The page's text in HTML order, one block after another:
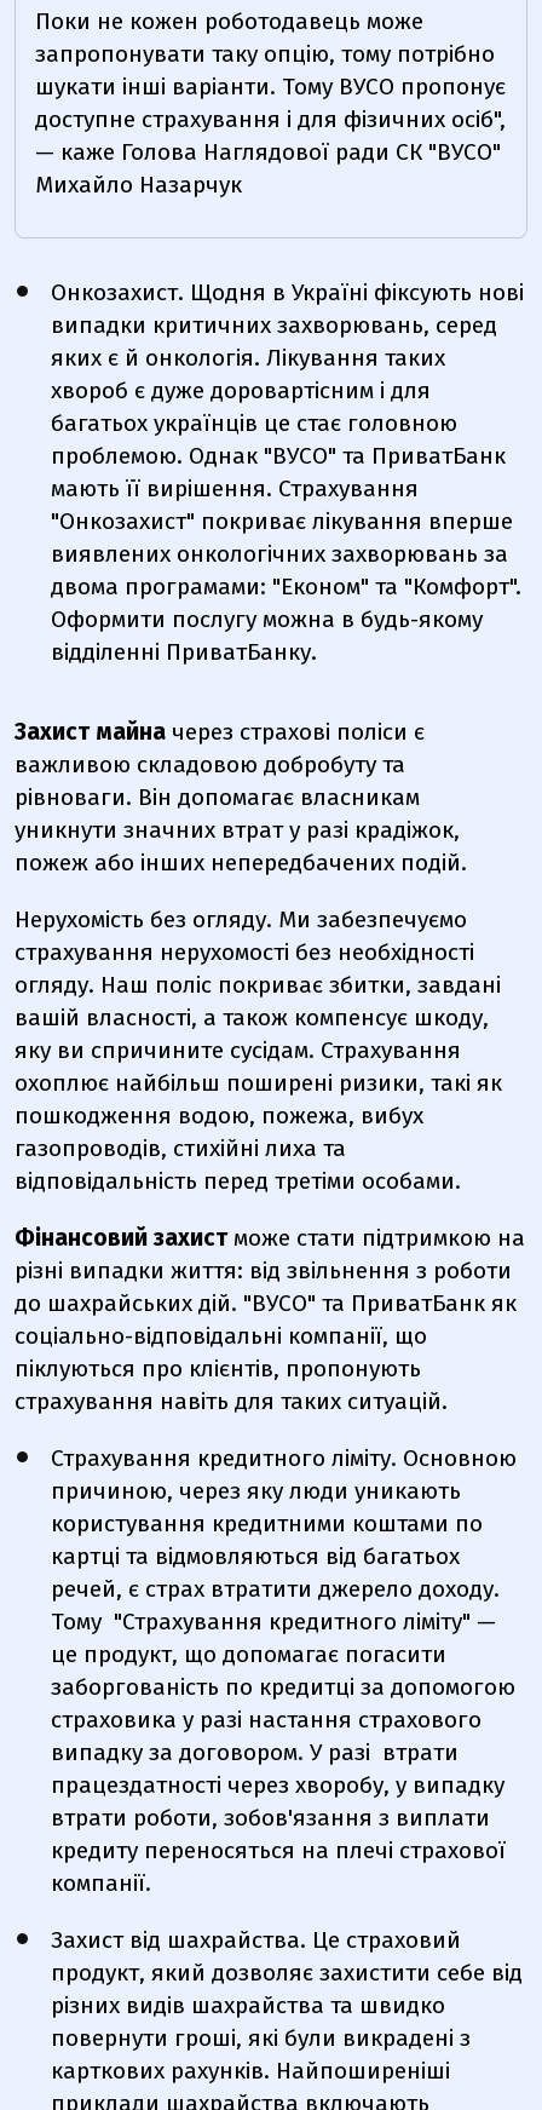
Поки не кожен роботодавець може
запропонувати таку опцію, тому потрібно
шукати інші варіанти. Тому ВУСО пропонує
доступне страхування і для фізичних осіб",
— каже Голова Наглядової ради СК "ВУСО"
Михайло Назарчук
Онкозахист. Щодня в Україні фіксують нові
випадки критичних захворювань, серед
яких є й онкологія. Лікування таких
хвороб є дуже доровартісним і для
багатьох українців це стає головною
проблемою. Однак "ВУСО" та ПриватБанк
мають її вирішення. Страхування
"Онкозахист" покриває лікування вперше
виявлених онкологічних захворювань за
двома програмами: "Економ" та "Комфорт".
Оформити послугу можна в будь-якому
відділенні ПриватБанку.
Захист майна через страхові поліси є
важливою складовою добробуту та
рівноваги. Він допомагає власникам
уникнути значних втрат у разі крадіжок,
пожеж або інших непередбачених подій.
Нерухомість без огляду. Ми забезпечуємо
страхування нерухомості без необхідності
огляду. Наш поліс покриває збитки, завдані
вашій власності, а також компенсує шкоду,
яку ви спричините сусідам. Страхування
охоплює найбільш поширені ризики, такі як
пошкодження водою, пожежа, вибух
газопроводів, стихійні лиха та
відповідальність перед третіми особами.
Фінансовий захистможе стати підтримкою на
різні випадки життя: від звільнення з роботи
до шахрайських дій. "ВУСО" та ПриватБанк як
соціально-відповідальні компанії, що
піклуються про клієнтів, пропонують
страхування навіть для таких ситуацій.
Страхування кредитного ліміту. Основною
причиною, через яку люди уникають
користування кредитними коштами по
картці та відмовляються від багатьох
речей, є страх втратити джерело доходу.
Тому "Страхування кредитного ліміту" —
це продукт, що допомагає погасити
заборгованість по кредитці за допомогою
страховика у разі настання страхового
випадку за договором. У разі втрати
працездатності через хворобу, у випадку
втрати роботи, зобов'язання з виплати
кредиту переносяться на плечі страхової
компанії.
Захист від шахрайства. Це страховий
продукт, який дозволяє захистити себе від
різних видів шахрайства та швидко
повернути гроші, які були викрадені з
карткових рахунків. Найпоширеніші
приклади шахрайства включають